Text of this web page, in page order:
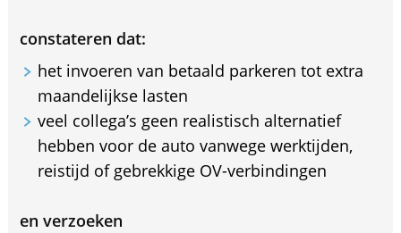
constateren dat:
het invoeren van betaald parkeren tot extra
maandelijkse lasten
veel collega’s geen realistisch alternatief
hebben voor de auto vanwege werktijden,
reistijd of gebrekkige OV-verbindingen
en verzoeken